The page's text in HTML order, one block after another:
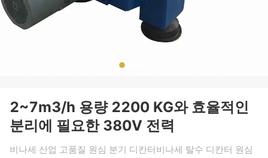
2~7m3/h 용량 2200 KG와 효율적인
분리에 필요한 380V 전력
비나세 산업 고품질 원심 분기 디칸터비나세 탈수 디칸터 원심